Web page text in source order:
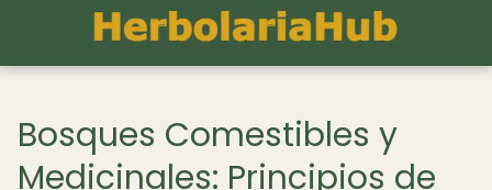
Bosques Comestibles y
Medicinales: Principios de